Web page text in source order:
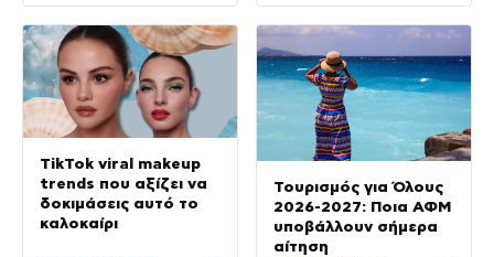
TikTok viral makeup
trends που αξίζει να
δοκιμάσεις αυτό το
καλοκαίρι
Τουρισμός για Όλους
2026-2027: Ποια ΑΦΜ
υποβάλλουν σήμερα
αίτηση